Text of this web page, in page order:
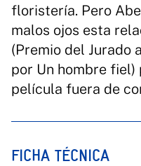
floristería. Pero
malos ojos esta
(Premio del Jurado
por Un hombre fiel)
película fuera de
FICHA TÉCNICA